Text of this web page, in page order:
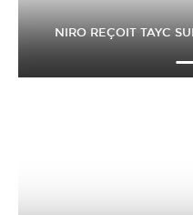
NIRO REÇOIT TAYC